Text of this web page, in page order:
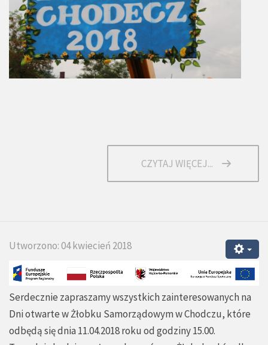
CZYTAJ WIĘCEJ...
Utworzono: 04 kwiecień 2018
Serdecznie zapraszamy wszystkich zainteresowanych na
Dni otwarte w Żłobku Samorządowym w Chodczu, które
odbędą się dnia 11.04.2018 roku od godziny 15.00.